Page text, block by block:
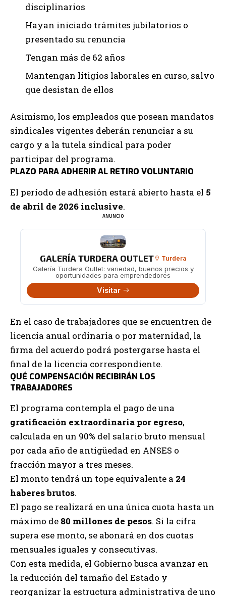
disciplinarios
Hayan iniciado trámites jubilatorios o
presentado su renuncia
Tengan más de 62 años
Mantengan litigios laborales en curso, salvo
que desistan de ellos
Asimismo, los empleados que posean mandatos
sindicales vigentes deberán renunciar a su
cargo y a la tutela sindical para poder
participar del programa.
PLAZO PARA ADHERIR AL RETIRO VOLUNTARIO
El período de adhesión estará abierto hasta el 5
de abril de 2026 inclusive.
ANUNCIO
GALERÍA TURDERA OUTLET Turdera
Galería Turdera Outlet: variedad, buenos precios y
oportunidades para emprendedores
Visitar
En el caso de trabajadores que se encuentren de
licencia anual ordinaria o por maternidad, la
firma del acuerdo podrá postergarse hasta el
final de la licencia correspondiente.
QUÉ COMPENSACIÓN RECIBIRÁN LOS
TRABAJADORES
El programa contempla el pago de una
gratificación extraordinaria por egreso,
calculada en un 90% del salario bruto mensual
por cada año de antigüedad en ANSES o
fracción mayor a tres meses.
El monto tendrá un tope equivalente a 24
haberes brutos.
El pago se realizará en una única cuota hasta un
máximo de 80 millones de pesos. Si la cifra
supera ese monto, se abonará en dos cuotas
mensuales iguales y consecutivas.
Con esta medida, el Gobierno busca avanzar en
la reducción del tamaño del Estado y
reorganizar la estructura administrativa de uno